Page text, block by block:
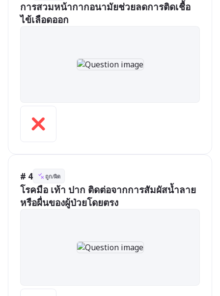
การสวมหน้ากากอนามัยช่วยลดการติดเชื้อ
ไข้เลือดออก
# 4 ถูก/ผิด
โรคมือ เท้า ปาก ติดต่อจากการสัมผัสน้ำลาย
หรือผื่นของผู้ป่วยโดยตรง